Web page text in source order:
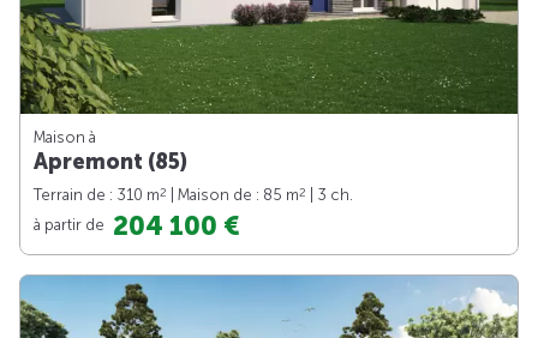
Maison à
Apremont (85)
Terrain de : 310 m2 | Maison de : 85 m2
| 3 ch.
à partir de 204 100 €